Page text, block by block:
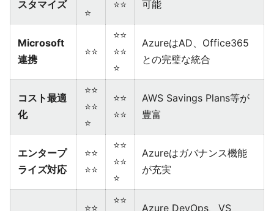
スタマイズ
⭐
⭐⭐
可能
Microsoft
連携
⭐⭐
⭐⭐
⭐⭐
⭐
AzureはAD、Office365
との完璧な統合
コスト最適
化
⭐⭐
⭐⭐
⭐
⭐⭐
⭐⭐
AWS Savings Plans等が
豊富
エンタープ
ライズ対応
⭐⭐
⭐⭐
⭐⭐
⭐⭐
⭐
Azureはガバナンス機能
が充実
⭐⭐
⭐⭐
Azure DevOps、VS